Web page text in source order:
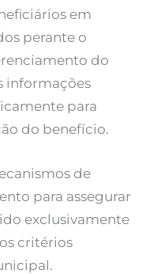
em
perante o
do
informações
para
do benefício.
de
para assegurar
exclusivamente
critérios